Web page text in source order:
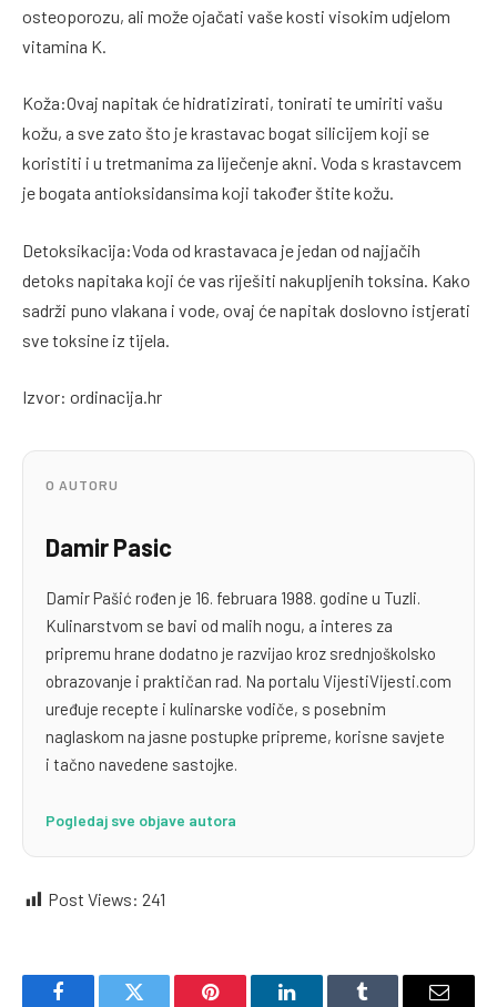
osteoporozu, ali može ojačati vaše kosti visokim udjelom
vitamina K.
Koža:Ovaj napitak će hidratizirati, tonirati te umiriti vašu
kožu, a sve zato što je krastavac bogat silicijem koji se
koristiti i u tretmanima za liječenje akni. Voda s krastavcem
je bogata antioksidansima koji također štite kožu.
Detoksikacija:Voda od krastavaca je jedan od najjačih
detoks napitaka koji će vas riješiti nakupljenih toksina. Kako
sadrži puno vlakana i vode, ovaj će napitak doslovno istjerati
sve toksine iz tijela.
Izvor: ordinacija.hr
O AUTORU
Damir Pasic
Damir Pašić rođen je 16. februara 1988. godine u Tuzli.
Kulinarstvom se bavi od malih nogu, a interes za
pripremu hrane dodatno je razvijao kroz srednjoškolsko
obrazovanje i praktičan rad. Na portalu VijestiVijesti.com
uređuje recepte i kulinarske vodiče, s posebnim
naglaskom na jasne postupke pripreme, korisne savjete
i tačno navedene sastojke.
Pogledaj sve objave autora
Post Views: 241